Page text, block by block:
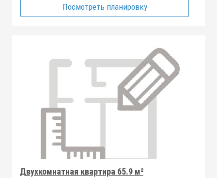
Посмотреть планировку
Двухкомнатная квартира 65.9 м²